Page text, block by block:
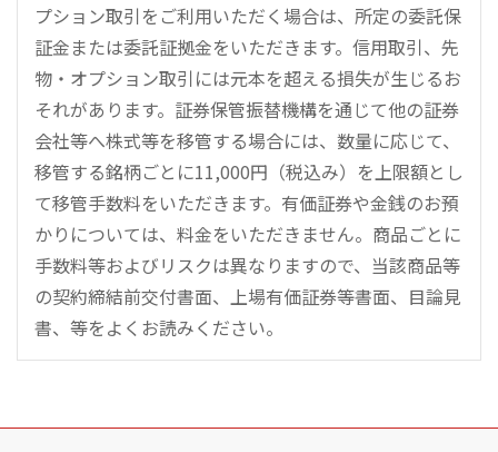
プション取引をご利用いただく場合は、所定の委託保
証金または委託証拠金をいただきます。信用取引、先
物・オプション取引には元本を超える損失が生じるお
それがあります。証券保管振替機構を通じて他の証券
会社等へ株式等を移管する場合には、数量に応じて、
移管する銘柄ごとに11,000円（税込み）を上限額とし
て移管手数料をいただきます。有価証券や金銭のお預
かりについては、料金をいただきません。商品ごとに
手数料等およびリスクは異なりますので、当該商品等
の契約締結前交付書面、上場有価証券等書面、目論見
書、等をよくお読みください。
こ